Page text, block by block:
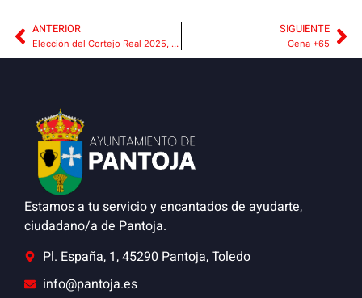
ANTERIOR
Elección del Cortejo Real 2025, valedero para la Coronación en las próximas fiestas en honor a nuestra Patrona Santa Bárbara.
SIGUIENTE
Cena +65
Estamos a tu servicio y encantados de ayudarte,
ciudadano/a de Pantoja.
Pl. España, 1, 45290 Pantoja, Toledo
info@pantoja.es